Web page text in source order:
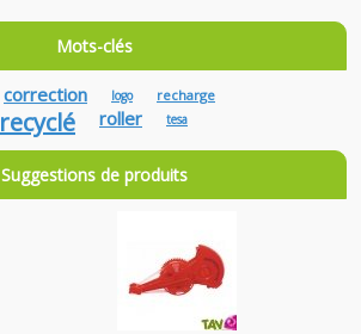
Mots-clés
correction logo recharge
recyclé roller tesa
Suggestions de produits